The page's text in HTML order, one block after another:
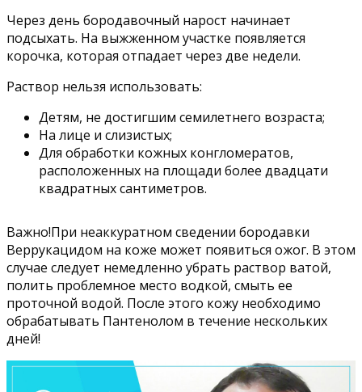
Через день бородавочный нарост начинает
подсыхать. На выжженном участке появляется
корочка, которая отпадает через две недели.
Раствор нельзя использовать:
Детям, не достигшим семилетнего возраста;
На лице и слизистых;
Для обработки кожных конгломератов,
расположенных на площади более двадцати
квадратных сантиметров.
Важно!При неаккуратном сведении бородавки
Веррукацидом на коже может появиться ожог. В этом
случае следует немедленно убрать раствор ватой,
полить проблемное место водкой, смыть ее
проточной водой. После этого кожу необходимо
обрабатывать Пантенолом в течение нескольких
дней!